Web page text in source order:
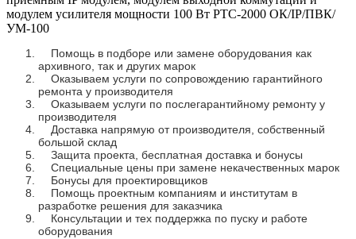
модулем усилителя мощности 100 Вт РТС-2000 ОК/IP/ПВК/
УМ-100
Помощь в подборе или замене оборудования как
архивного, так и других марок
Оказываем услуги по сопровождению гарантийного
ремонта у производителя
Оказываем услуги по послегарантийному ремонту у
производителя
Доставка напрямую от производителя, собственный
большой склад
Защита проекта, бесплатная доставка и бонусы
Специальные цены при замене некачественных марок
Бонусы для проектировщиков
Помощь проектным компаниям и институтам в
разработке решения для заказчика
Консультации и тех поддержка по пуску и работе
оборудования